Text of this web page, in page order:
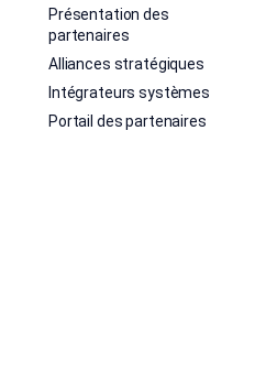
Présentation des
partenaires
Alliances stratégiques
Intégrateurs systèmes
Portail des partenaires